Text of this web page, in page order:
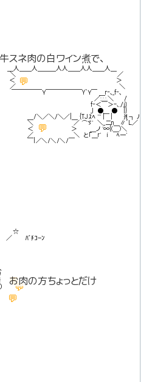
💬
💬
スネ肉の白ワイン煮で、
＿＿＿人人＿＿人人＿＿人＿
| ＼ ／
ぐあああどっちも食べたいかしらー！
＞
／ ＼
￣￣￣Y`Ｙ￣ ＿r‐､_f‐､
､. ／:.:.:.＼ /
昨日肉料理だったから
f‐＜￣＞-､,/j〕
ジだお
_l ●＿ ● |}
{TJｽﾍ ''' | | 爿┐ ﾉ
二n＿∥´L／
何ですと!? ＞ ＿ノ '∞{(＿)＼
＿r' i ﾍ一'
＼/￣
💬
💬
💬
お肉の方ちょっとだけ
| ☆
ﾊﾞﾁｺｰﾝ
／ ﾉ
__／ }
＼'